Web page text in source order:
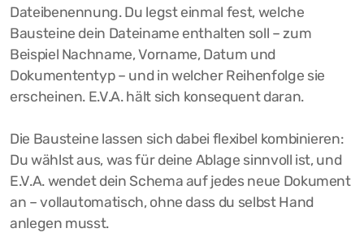
Dateibenennung. Du legst einmal fest, welche
Bausteine dein Dateiname enthalten soll – zum
Beispiel Nachname, Vorname, Datum und
Dokumententyp – und in welcher Reihenfolge sie
erscheinen. E.V.A. hält sich konsequent daran.
Die Bausteine lassen sich dabei flexibel kombinieren:
Du wählst aus, was für deine Ablage sinnvoll ist, und
E.V.A. wendet dein Schema auf jedes neue Dokument
an – vollautomatisch, ohne dass du selbst Hand
anlegen musst.